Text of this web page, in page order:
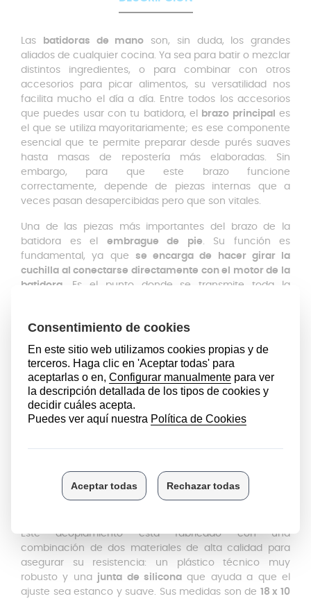
Las batidoras de mano son, sin duda, los grandes
aliados de cualquier cocina. Ya sea para batir o mezclar
distintos ingredientes, o para combinar con otros
accesorios para picar alimentos, su versatilidad nos
facilita mucho el día a día. Entre todos los accesorios
que puedes usar con tu batidora, el
brazo principal
es
el que se utiliza mayoritariamente; es ese componente
esencial que te permite preparar desde purés suaves
hasta masas de repostería más elaboradas. Sin
embargo, para que este brazo funcione
correctamente, depende de piezas internas que a
veces pasan desapercibidas pero que son vitales.
Una de las piezas más importantes del brazo de la
batidora es el embrague de pie. Su función es
fundamental, ya que se encarga de hacer girar la
cuchilla al conectarse directamente con el motor de la
batidora . Es el punto donde se transmite toda la
ingredientes muy densos.
Acoplamiento de batidoraBraun
Seguro que alguna vez te ha pasado: notas que el
motor de tu batidora suena con fuerza y funciona
perfectamente, pero la cuchilla del brazo no gira o lo
hace sin potencia. En cuanto detectes que la cuchilla
está claramente en el embrague. No hace falta que
recambio original
es la solución que te permitirá seguir
usando tu batidora como antes, ahorrando dinero y
Este acoplamiento está fabricado con una
combinación de dos materiales de alta calidad para
asegurar su resistencia: un plástico técnico muy
robusto y una junta de silicona que ayuda a que el
ajuste sea estanco y suave. Sus medidas son de 18 x 10